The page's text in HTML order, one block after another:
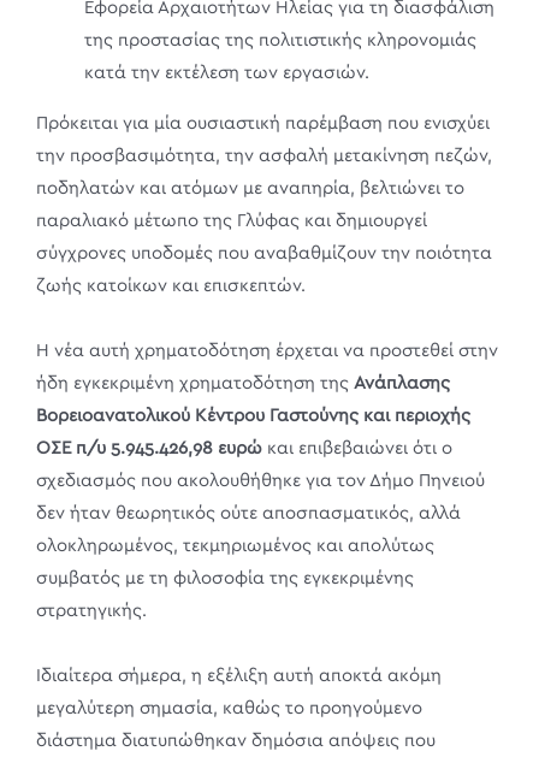
Εφορεία Αρχαιοτήτων Ηλείας για τη διασφάλιση
της προστασίας της πολιτιστικής κληρονομιάς
κατά την εκτέλεση των εργασιών.
Πρόκειται για μία ουσιαστική παρέμβαση που ενισχύει
την προσβασιμότητα, την ασφαλή μετακίνηση πεζών,
ποδηλατών και ατόμων με αναπηρία, βελτιώνει το
παραλιακό μέτωπο της Γλύφας και δημιουργεί
σύγχρονες υποδομές που αναβαθμίζουν την ποιότητα
ζωής κατοίκων και επισκεπτών.
Η νέα αυτή χρηματοδότηση έρχεται να προστεθεί στην
ήδη εγκεκριμένη χρηματοδότηση της Ανάπλασης
Βορειοανατολικού Κέντρου Γαστούνης και περιοχής
ΟΣΕ π/υ 5.945.426,98 ευρώ και επιβεβαιώνει ότι ο
σχεδιασμός που ακολουθήθηκε για τον Δήμο Πηνειού
δεν ήταν θεωρητικός ούτε αποσπασματικός, αλλά
ολοκληρωμένος, τεκμηριωμένος και απολύτως
συμβατός με τη φιλοσοφία της εγκεκριμένης
στρατηγικής.
Ιδιαίτερα σήμερα, η εξέλιξη αυτή αποκτά ακόμη
μεγαλύτερη σημασία, καθώς το προηγούμενο
διάστημα διατυπώθηκαν δημόσια απόψεις που